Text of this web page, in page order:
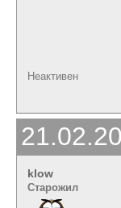
Неактивен
klow
Старожил